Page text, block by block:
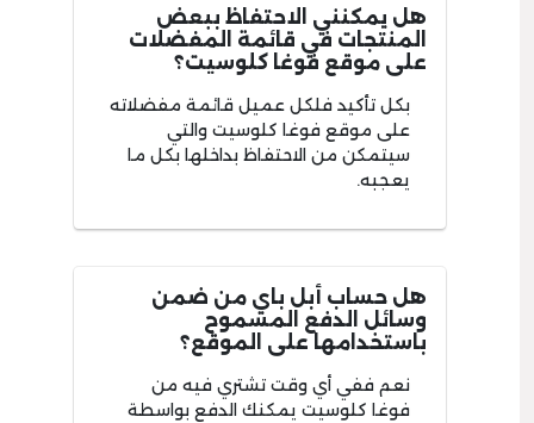
هل يمكنني الاحتفاظ ببعض
المنتجات في قائمة المفضلات
على موقع فوغا كلوسيت؟
بكل تأكيد فلكل عميل قائمة مفضلاته
على موقع فوغا كلوسيت والتي
سيتمكن من الاحتفاظ بداخلها بكل ما
يعجبه.
هل حساب أبل باي من ضمن
وسائل الدفع المسموح
باستخدامها على الموقع؟
نعم ففي أي وقت تشتري فيه من
فوغا كلوسيت يمكنك الدفع بواسطة